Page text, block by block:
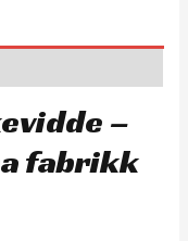
–
fabrikk